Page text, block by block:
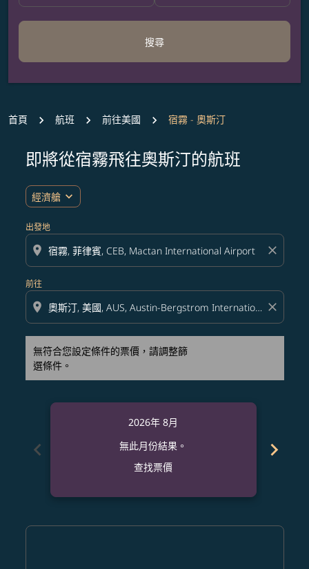
搜尋
首頁 航班 前往美國 宿霧 - 奧斯汀
即將從宿霧飛往奧斯汀的航班
經濟艙 expand_more
出發地
location_on close
前往
location_on close
無符合您設定條件的票價，請調整篩
選條件。
無符合您設定條件的票價，請調整篩選條件。
chevron_left
2026年 8月
無此月份結果。
查找票價
chevron_right